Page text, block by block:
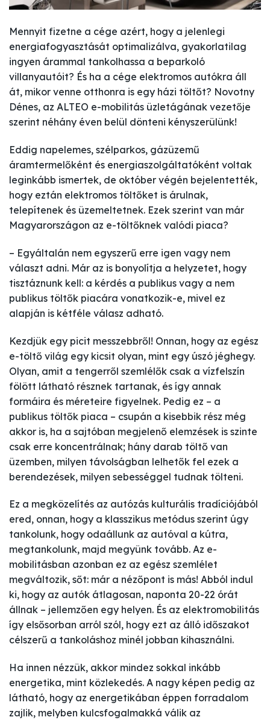
Mennyit fizetne a cége azért, hogy a jelenlegi
energiafogyasztását optimalizálva, gyakorlatilag
ingyen árammal tankolhassa a beparkoló
villanyautóit? És ha a cége elektromos autókra áll
át, mikor venne otthonra is egy házi töltőt? Novotny
Dénes, az ALTEO e-mobilitás üzletágának vezetője
szerint néhány éven belül dönteni kényszerülünk!
Eddig napelemes, szélparkos, gázüzemű
áramtermelőként és energiaszolgáltatóként voltak
leginkább ismertek, de október végén bejelentették,
hogy eztán elektromos töltőket is árulnak,
telepítenek és üzemeltetnek. Ezek szerint van már
Magyarországon az e-töltőknek valódi piaca?
– Egyáltalán nem egyszerű erre igen vagy nem
választ adni. Már az is bonyolítja a helyzetet, hogy
tisztáznunk kell: a kérdés a publikus vagy a nem
publikus töltők piacára vonatkozik-e, mivel ez
alapján is kétféle válasz adható.
Kezdjük egy picit messzebbről! Onnan, hogy az egész
e-töltő világ egy kicsit olyan, mint egy úszó jéghegy.
Olyan, amit a tengerről szemlélők csak a vízfelszín
fölött látható résznek tartanak, és így annak
formáira és méreteire figyelnek. Pedig ez – a
publikus töltők piaca – csupán a kisebbik rész még
akkor is, ha a sajtóban megjelenő elemzések is szinte
csak erre koncentrálnak; hány darab töltő van
üzemben, milyen távolságban lelhetők fel ezek a
berendezések, milyen sebességgel tudnak tölteni.
Ez a megközelítés az autózás kulturális tradíciójából
ered, onnan, hogy a klasszikus metódus szerint úgy
tankolunk, hogy odaállunk az autóval a kútra,
megtankolunk, majd megyünk tovább. Az e-
mobilitásban azonban ez az egész szemlélet
megváltozik, sőt: már a nézőpont is más! Abból indul
ki, hogy az autók átlagosan, naponta 20-22 órát
állnak – jellemzően egy helyen. És az elektromobilitás
így elsősorban arról szól, hogy ezt az álló időszakot
célszerű a tankoláshoz minél jobban kihasználni.
Ha innen nézzük, akkor mindez sokkal inkább
energetika, mint közlekedés. A nagy képen pedig az
látható, hogy az energetikában éppen forradalom
zajlik, melyben kulcsfogalmakká válik az